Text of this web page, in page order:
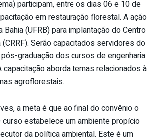
participam, entre os dias 06 e 10 de
em restauração florestal. A ação
(UFRB) para implantação do Centro
Serão capacitados servidores do
graduação dos cursos de engenharia
aborda temas relacionados à
agroflorestais.
a meta é que ao final do convênio o
curso estabelece um ambiente propício
da política ambiental. Este é um